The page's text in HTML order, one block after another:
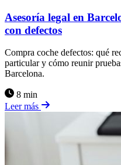
Asesoría legal en
con defectos
Compra coche defectos: qué
particular y cómo reunir
Barcelona.
8 min
Leer más